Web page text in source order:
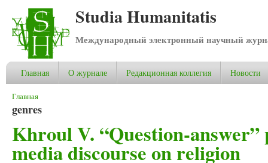
Studia Humanitatis
Международный электронный научный
Главная О журнале Редакционная коллегия Новости
Вы здесь
Главная
genres
Khroul V. “Question-
media discourse on religion